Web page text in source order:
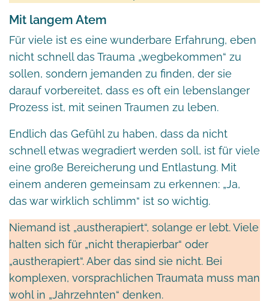
Mit langem Atem
Für viele ist es eine wunderbare Erfahrung, eben
nicht schnell das Trauma „wegbekommen“ zu
sollen, sondern jemanden zu finden, der sie
darauf vorbereitet, dass es oft ein lebenslanger
Prozess ist, mit seinen Traumen zu leben.
Endlich das Gefühl zu haben, dass da nicht
schnell etwas wegradiert werden soll, ist für viele
eine große Bereicherung und Entlastung. Mit
einem anderen gemeinsam zu erkennen: „Ja,
das war wirklich schlimm“ ist so wichtig.
Niemand ist „austherapiert“, solange er lebt. Viele
halten sich für „nicht therapierbar“ oder
„austherapiert“. Aber das sind sie nicht. Bei
komplexen, vorsprachlichen Traumata muss man
wohl in „Jahrzehnten“ denken.